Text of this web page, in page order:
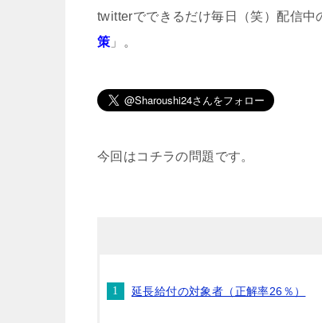
twitterでできるだけ毎日（笑）配信中
策 」。
今回はコチラの問題です。
延長給付の対象者（正解率26％）